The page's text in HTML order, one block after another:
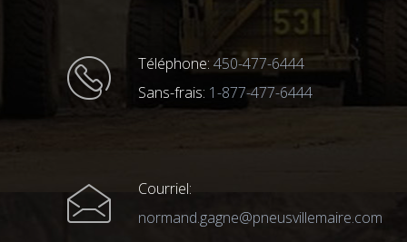
Téléphone: 450-477-6444
Sans-frais: 1-877-477-6444
Courriel:
normand.gagne@pneusvillemaire.com